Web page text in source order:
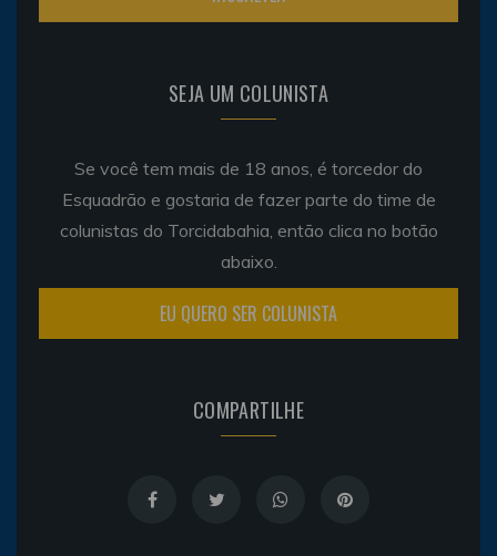
SEJA UM COLUNISTA
Se você tem mais de 18 anos, é torcedor do
Esquadrão e gostaria de fazer parte do time de
colunistas do Torcidabahia, então clica no botão
abaixo.
EU QUERO SER COLUNISTA
COMPARTILHE